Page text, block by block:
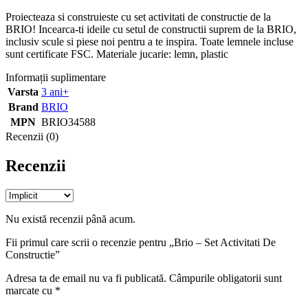
Proiecteaza si construieste cu set activitati de constructie de la
BRIO! Incearca-ti ideile cu setul de constructii suprem de la BRIO,
inclusiv scule si piese noi pentru a te inspira. Toate lemnele incluse
sunt certificate FSC. Materiale jucarie: lemn, plastic
Informații suplimentare
Varsta 3 ani+
Brand BRIO
MPN BRIO34588
Recenzii (0)
Recenzii
Nu există recenzii până acum.
Fii primul care scrii o recenzie pentru „Brio – Set Activitati De
Constructie”
Adresa ta de email nu va fi publicată. Câmpurile obligatorii sunt
marcate cu *